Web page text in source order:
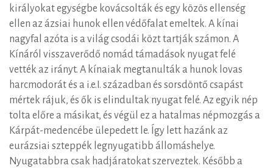
királyokat egységbe kovácsolták és egy közös ellenség
ellen az ázsiai hunok ellen védőfalat emeltek. A kínai
nagyfal azóta is a világ csodái közt tartják számon. A
Kínáról visszaverődő nomád támadások nyugat felé
vették az irányt. A kínaiak megtanulták a hunok lovas
harcmodorát és a i.e.I. században és sorsdöntő csapást
mértek rájuk, és ők is elindultak nyugat felé. Az egyik nép
tolta előre a másikat, és végül ez a hatalmas népmozgás a
Kárpát-medencébe ülepedett le. Így lett hazánk az
eurázsiai szteppék legnyugatibb állomáshelye.
Nyugatabbra csak hadjáratokat szerveztek. Később a